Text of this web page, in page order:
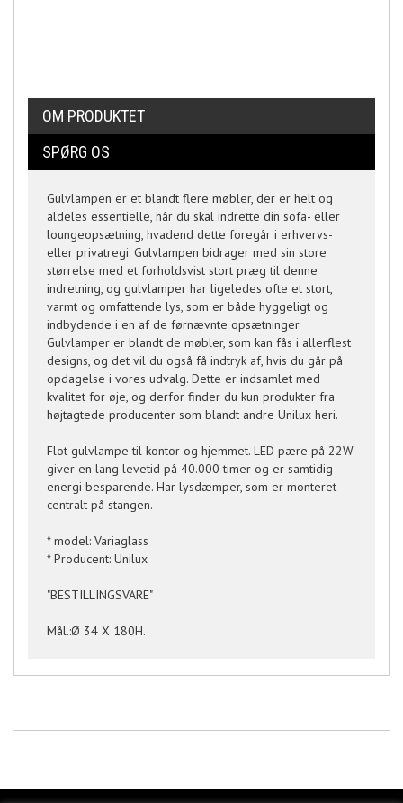
OM PRODUKTET
SPØRG OS
Gulvlampen er et blandt flere møbler, der er helt og
aldeles essentielle, når du skal indrette din sofa- eller
loungeopsætning, hvadend dette foregår i erhvervs-
eller privatregi. Gulvlampen bidrager med sin store
størrelse med et forholdsvist stort præg til denne
indretning, og gulvlamper har ligeledes ofte et stort,
varmt og omfattende lys, som er både hyggeligt og
indbydende i en af de førnævnte opsætninger.
Gulvlamper er blandt de møbler, som kan fås i allerflest
designs, og det vil du også få indtryk af, hvis du går på
opdagelse i vores udvalg. Dette er indsamlet med
kvalitet for øje, og derfor finder du kun produkter fra
højtagtede producenter som blandt andre Unilux heri.
Flot gulvlampe til kontor og hjemmet. LED pære på 22W
giver en lang levetid på 40.000 timer og er samtidig
energi besparende. Har lysdæmper, som er monteret
centralt på stangen.
* model: Variaglass
* Producent: Unilux
"BESTILLINGSVARE"
Mål.:Ø 34 X 180H.